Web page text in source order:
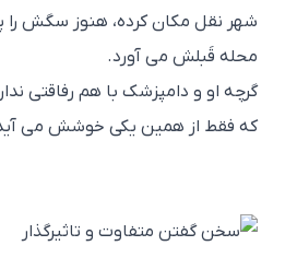
شهر نقل مکان کرده، هنوز سگش را
محله قَبلش می آورد.
گرچه او و دامپزشک با هم رفاقتی
که فقط از همین یکی خوشش می آید.